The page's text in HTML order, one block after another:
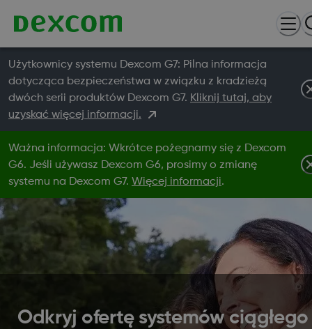
Użytkownicy systemu Dexcom G7: Pilna informacja
dotycząca bezpieczeństwa w związku z kradzieżą
dwóch serii produktów Dexcom G7. Kliknij tutaj, aby
uzyskać więcej informacji.
Ważna informacja: Wkrótce pożegnamy się z Dexcom
G6. Jeśli używasz Dexcom G6, prosimy o zmianę
systemu na Dexcom G7. Więcej informacji.
Odkryj ofertę systemów ciągłego